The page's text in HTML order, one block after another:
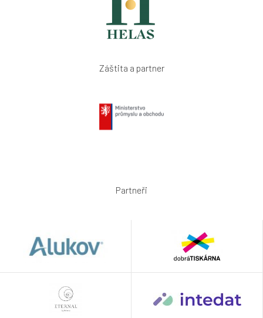
Záštita a partner
Partneři